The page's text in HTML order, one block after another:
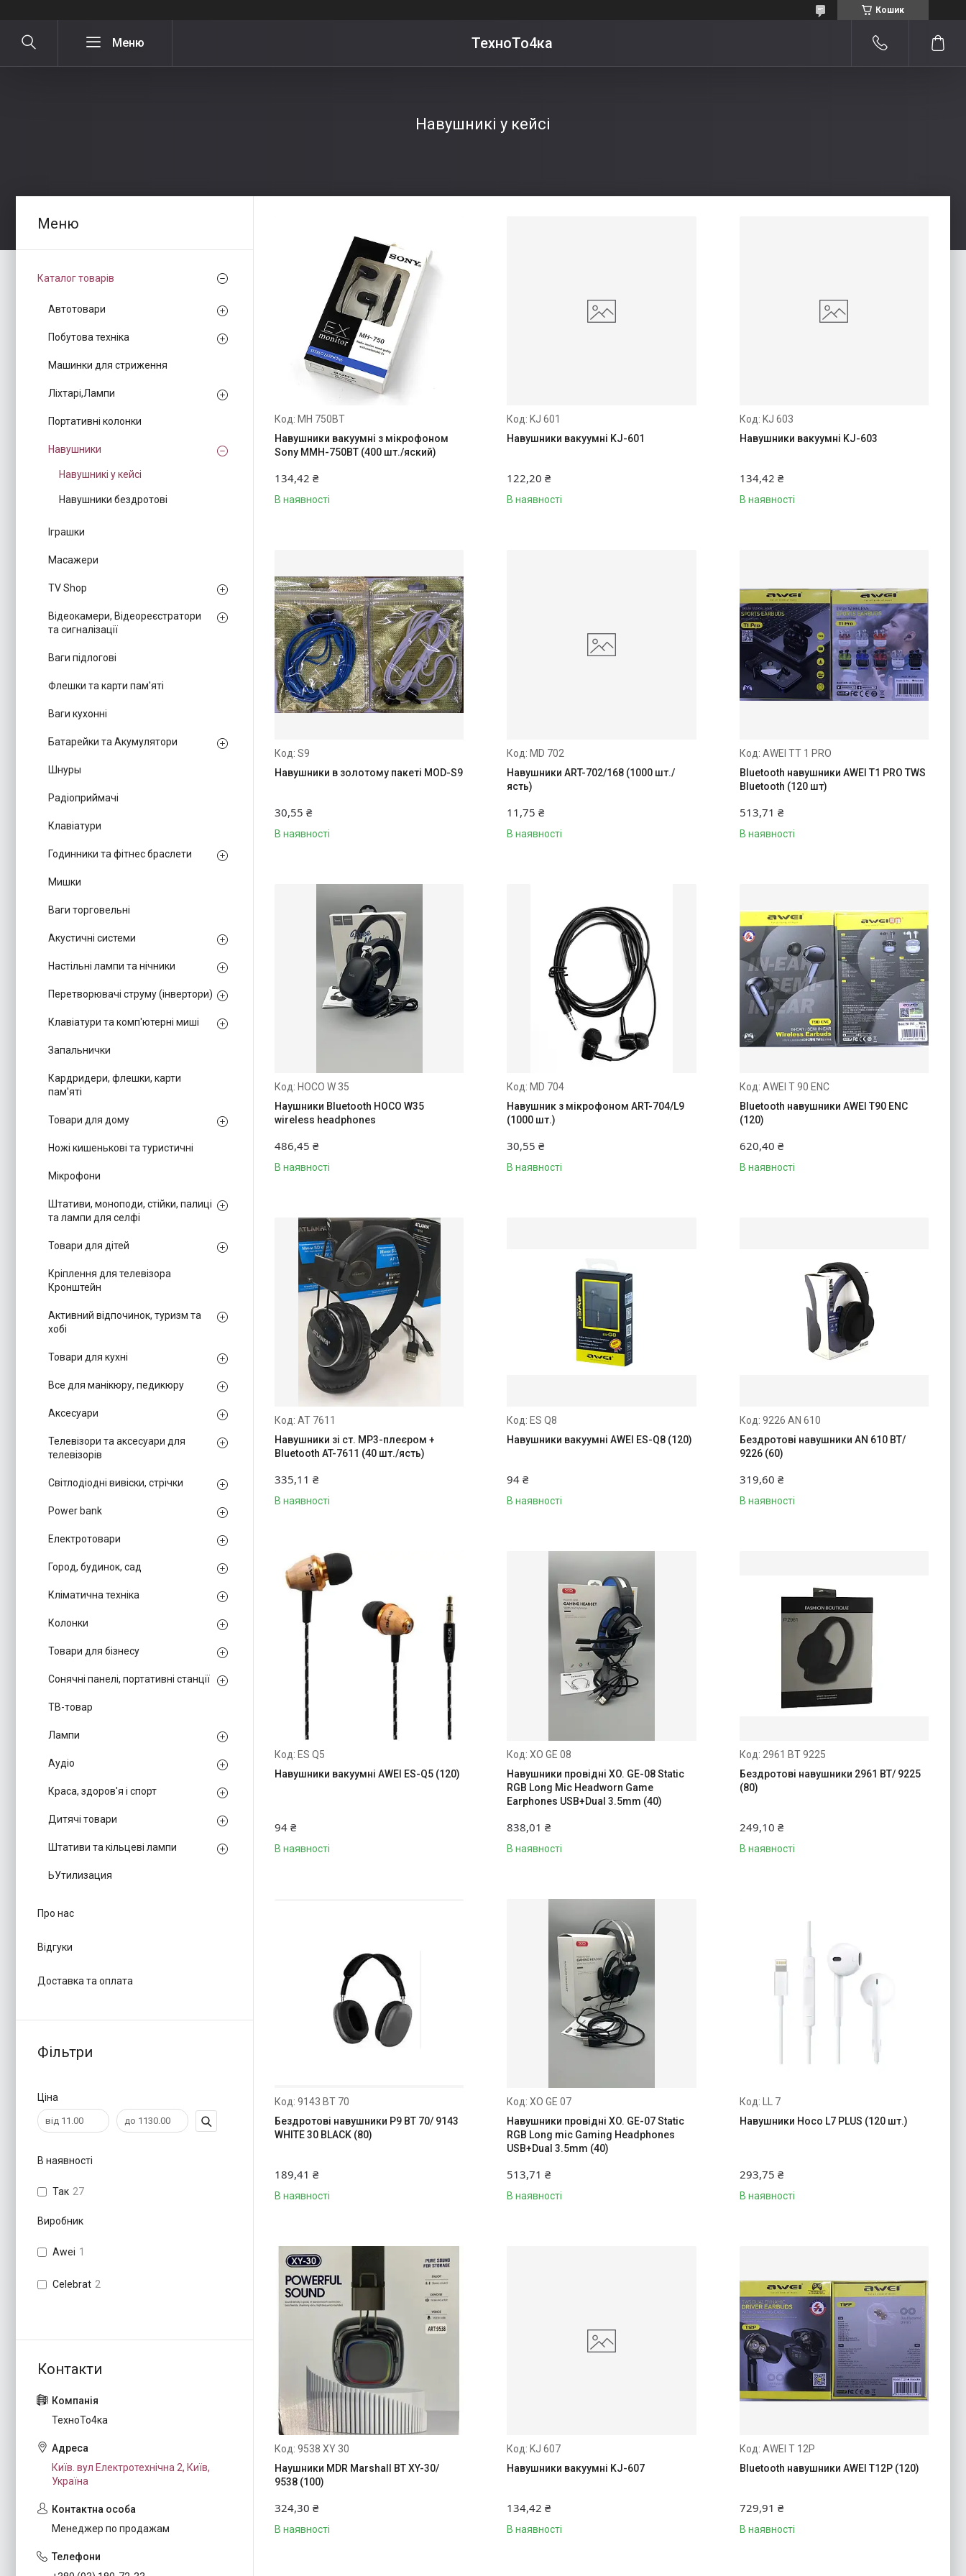
Кошик
ТехноТо4ка
Навушникі у кейсі
MH 750BT
Навушники вакуумні з мікрофоном
Sony MMH-750BT (400 шт./яский)
134,42 ₴
В наявності
KJ 601
Навушники вакуумні KJ-601
122,20 ₴
В наявності
KJ 603
Навушники вакуумні KJ-603
134,42 ₴
В наявності
S9
Навушники в золотому пакеті MOD-S9
30,55 ₴
В наявності
MD 702
Навушники ART-702/168 (1000 шт./
ясть)
11,75 ₴
В наявності
AWEI TT 1 PRO
Bluetooth навушники AWEI T1 PRO TWS
Bluetooth (120 шт)
513,71 ₴
В наявності
HOCO W 35
Наушники Bluetooth HOCO W35
wireless headphones
486,45 ₴
В наявності
MD 704
Навушник з мікрофоном ART-704/L9
(1000 шт.)
30,55 ₴
В наявності
AWEI T 90 ENC
Bluetooth навушники AWEI T90 ENC
(120)
620,40 ₴
В наявності
AT 7611
Навушники зі ст. MP3-плеєром +
Bluetooth AT-7611 (40 шт./ясть)
335,11 ₴
В наявності
ES Q8
Навушники вакуумні AWEI ES-Q8 (120)
94 ₴
В наявності
9226 AN 610
Бездротові навушники AN 610 BT/
9226 (60)
319,60 ₴
В наявності
ES Q5
Навушники вакуумні AWEI ES-Q5 (120)
94 ₴
В наявності
XO GE 08
Навушники провідні XO. GE-08 Static
RGB Long Mic Headworn Game
Earphones USB+Dual 3.5mm (40)
838,01 ₴
В наявності
2961 BT 9225
Бездротові навушники 2961 BT/ 9225
(80)
249,10 ₴
В наявності
9143 BT 70
Бездротові навушники P9 BT 70/ 9143
WHITE 30 BLACK (80)
189,41 ₴
В наявності
XO GE 07
Навушники провідні XO. GE-07 Static
RGB Long mic Gaming Headphones
USB+Dual 3.5mm (40)
513,71 ₴
В наявності
LL 7
Навушники Hoco L7 PLUS (120 шт.)
293,75 ₴
В наявності
9538 XY 30
Наушники MDR Marshall BT XY-30/
9538 (100)
324,30 ₴
В наявності
KJ 607
Навушники вакуумні KJ-607
134,42 ₴
В наявності
AWEI T 12P
Bluetooth навушники AWEI T12P (120)
729,91 ₴
В наявності
Каталог товарів
Автотовари
Побутова техніка
Машинки для стриження
Ліхтарі,Лампи
Портативні колонки
Навушники
Навушникі у кейсі
Навушники бездротові
Іграшки
Масажери
TV Shop
Відеокамери, Відеореєстратори
та сигналізації
Ваги підлогові
Флешки та карти пам'яті
Ваги кухонні
Батарейки та Акумулятори
Шнуры
Радіоприймачі
Клавіатури
Годинники та фітнес браслети
Мишки
Ваги торговельні
Акустичні системи
Настільні лампи та нічники
Перетворювачі струму (інвертори)
Клавіатури та комп'ютерні миші
Запальнички
Кардридери, флешки, карти
пам'яті
Товари для дому
Ножі кишенькові та туристичні
Мікрофони
Штативи, моноподи, стійки, палиці
та лампи для селфі
Товари для дітей
Кріплення для телевізора
Кронштейн
Активний відпочинок, туризм та
хобі
Товари для кухні
Все для манікюру, педикюру
Аксесуари
Телевізори та аксесуари для
телевізорів
Світлодіодні вивіски, стрічки
Power bank
Електротовари
Город, будинок, сад
Кліматична техніка
Колонки
Товари для бізнесу
Сонячні панелі, портативні станції
ТВ-товар
Лампи
Аудіо
Краса, здоров'я і спорт
Дитячі товари
Штативи та кільцеві лампи
ЬУтилизация
Про нас
Відгуки
Доставка та оплата
Фільтри
Ціна
В наявності
Так 27
Виробник
Awei 1
Celebrat 2
ТехноТо4ка
Київ. вул Електротехнічна 2, Київ,
Україна
Менеджер по продажам